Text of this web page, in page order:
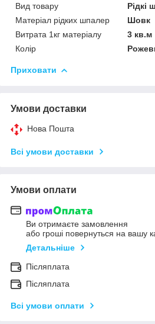
Вид товару
Рідкі
Матеріал рідких шпалер
Шовк
Витрата 1кг матеріалу
3 кв.м
Колір
Приховати
Умови доставки
Нова Пошта
Всі умови доставки
Умови оплати
Ви отримаєте замовлення
або гроші повернуться на вашу
Детальніше
Післяплата
Післяплата
Всі умови оплати